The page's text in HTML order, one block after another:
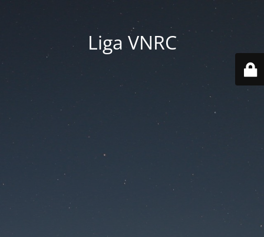
Liga VNRC